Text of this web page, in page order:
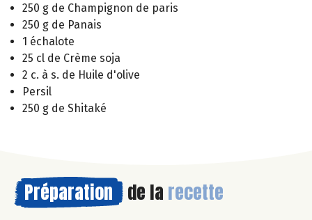
250 g de Champignon de paris
250 g de Panais
1 échalote
25 cl de Crème soja
2 c. à s. de Huile d'olive
Persil
250 g de Shitaké
Préparation de la recette